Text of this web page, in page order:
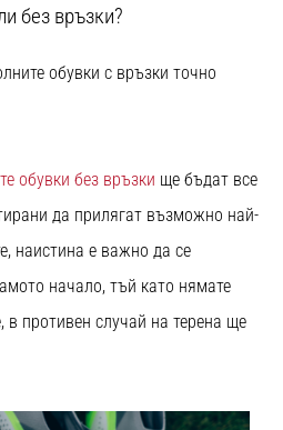
без връзки?
обувки с връзки точно
обувки без връзки ще бъдат все
да прилягат възможно най-
наистина е важно да се
начало, тъй като нямате
в противен случай на терена ще